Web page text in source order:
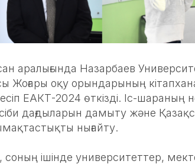
аралығында Назарбаев
Жоғары оқу орындарының
ЕАКТ-2024 өткізді. Іс-шараның
дағдыларын дамыту және
нығайту.
ішінде университеттер,